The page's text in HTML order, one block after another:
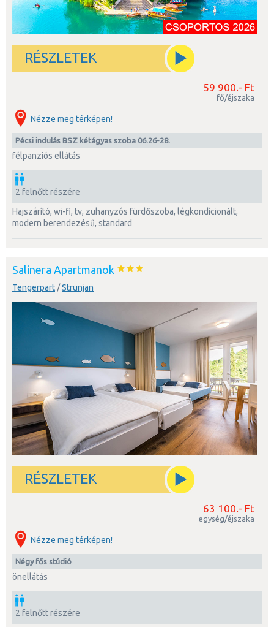
RÉSZLETEK
59 900.- Ft
fő/éjszaka
Nézze meg térképen!
Pécsi indulás BSZ kétágyas szoba 06.26-28.
félpanziós ellátás
2 felnőtt részére
hajszárító, wi-fi, tv, zuhanyzós fürdőszoba, légkondícionált,
modern berendezésű, standard
Salinera Apartmanok
Tengerpart/Strunjan
RÉSZLETEK
63 100.- Ft
egység/éjszaka
Nézze meg térképen!
négy fős stúdió
önellátás
2 felnőtt részére